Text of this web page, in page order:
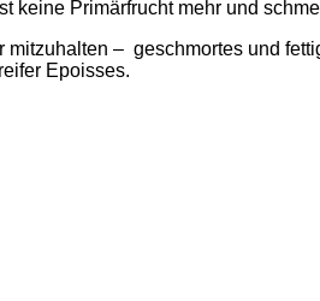
Primärfrucht mehr und
– geschmortes und
Epoisses.